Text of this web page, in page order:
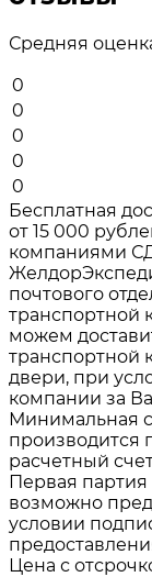
Средняя
0
0
0
0
0
Бесплатная
от 15 000
компаниями
почтового
транспортной
можем
транспортной
двери, при
компании за
Минимальная
производится
расчетный
Первая партия
возможно
условии
Цена с